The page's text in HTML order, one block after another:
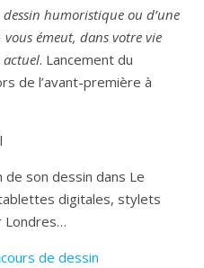
humoristique ou d’une
émeut, dans votre vie
actuel. Lancement du
de l’avant-première à
de son dessin dans Le
digitales, stylets
Londres…
de dessin